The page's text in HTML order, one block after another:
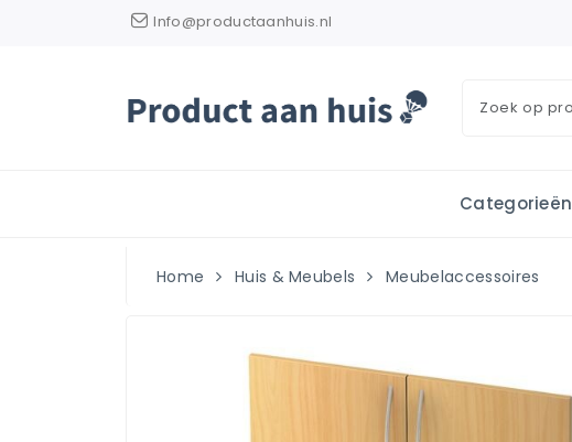
Info@productaanhuis.nl
Categorieën
Home Huis & Meubels Meubelaccessoires